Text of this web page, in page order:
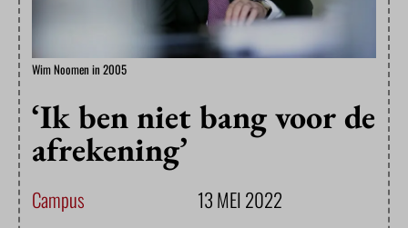
Wim Noomen in 2005
‘Ik ben niet bang voor de
afrekening’
Campus 13 MEI 2022